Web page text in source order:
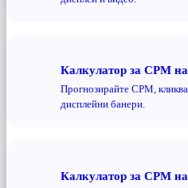
Калкулатор за CPM
Прогнозирайте CPM,
дисплейни банери.
Калкулатор за CPM